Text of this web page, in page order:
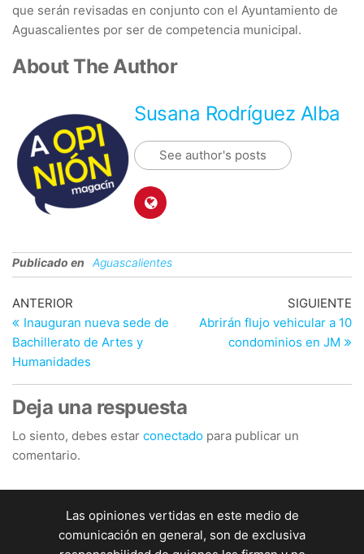
que serán revisadas en conjunto con el Ayuntamiento de
Aguascalientes por ser de competencia municipal.
About The Author
Susana Rodríguez Alba
See author's posts
Publicado en Aguascalientes
Navegación
de
entradas
Entrada
anterior
ANTERIOR
Inauguran nueva sede de
Bachillerato de Artes y
Humanidades
SIGUIENTE
Abrirán flujo vehicular a 10
condominios en JM
Deja una respuesta
Lo siento, debes estar conectado para publicar un
comentario.
Las opiniones vertidas en este medio de
comunicación en general, son de exclusiva